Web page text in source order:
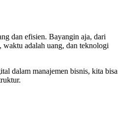
dan efisien. Bayangin aja, dari
waktu adalah uang, dan teknologi
dalam manajemen bisnis, kita bisa